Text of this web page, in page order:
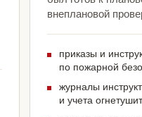
внеплановой
приказы и
по пожарной
журналы
и учета